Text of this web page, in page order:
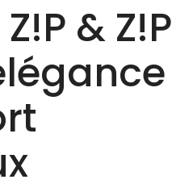
Z!P & Z!P